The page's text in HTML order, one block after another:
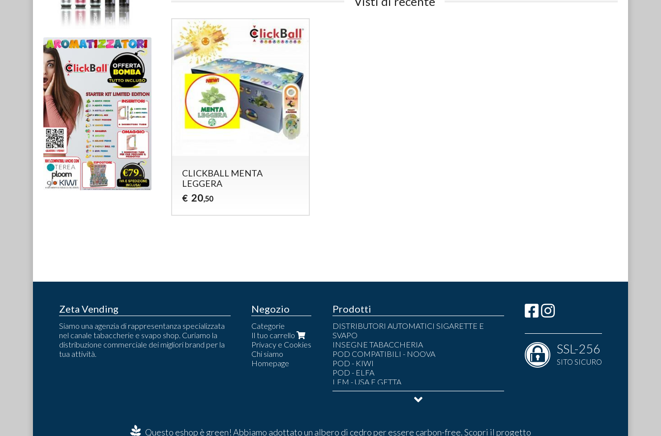
CLICKBALL MENTA
LEGGERA
€ 20,50
Zeta Vending
Siamo una agenzia di rappresentanza specializzata
nel canale tabaccherie e svapo shop. Curiamo la
distribuzione commerciale dei migliori brand per la
tua attività.
Negozio
Categorie
Il tuo carrello
Privacy e Cookies
Chi siamo
Homepage
Prodotti
DISTRIBUTORI AUTOMATICI SIGARETTE E
SVAPO
INSEGNE TABACCHERIA
POD COMPATIBILI - NOOVA
POD - KIWI
POD - ELFA
LEM - USA E GETTA
POD - LEM
POUCH
SSL-256
SITO SICURO
Questo eshop è green! Abbiamo adottato un albero di cedro per essere carbon-free.Scopri il progetto